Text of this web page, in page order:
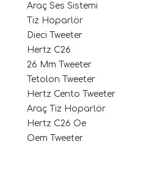
Araç Ses Sistemi
Tiz Hoparlör
Dieci Tweeter
Hertz C26
26 Mm Tweeter
Tetolon Tweeter
Hertz Cento Tweeter
Araç Tiz Hoparlör
Hertz C26 Oe
Oem Tweeter